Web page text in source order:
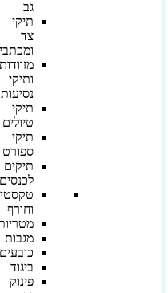
תיקי
ומכתביות
מזוודות
ותיקי
נסיעות
תיקי
טיולים
תיקי
ספורט
תיקים
לכנסים
טקסטיל
וחורף
מטריות
מגבות
כובעים
ביגוד
פינוק